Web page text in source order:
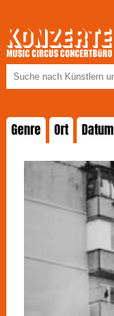
Genre Ort Datum